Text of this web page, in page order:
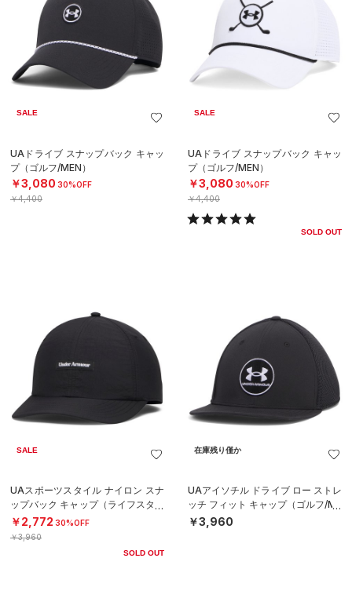
SALE
UAドライブ スナップバック キャッ
プ（ゴルフ/MEN）
￥3,080 30%OFF
￥4,400
SALE
UAドライブ スナップバック キャッ
プ（ゴルフ/MEN）
￥3,080 30%OFF
￥4,400
SOLD OUT
SALE
UAスポーツスタイル ナイロン スナ
ップバック キャップ（ライフスタイ
ル/MEN）
￥2,772 30%OFF
￥3,960
SOLD OUT
在庫残り僅か
UAアイソチル ドライブ ロー ストレ
ッチ フィット キャップ（ゴルフ/ME
N）
￥3,960